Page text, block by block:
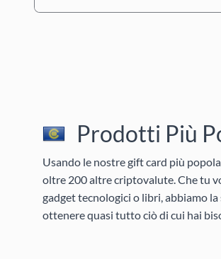
Prodotti Più
Usando le nostre gift card più
oltre 200 altre criptovalute. Che tu
gadget tecnologici o libri, abbiamo
ottenere quasi tutto ciò di cui hai